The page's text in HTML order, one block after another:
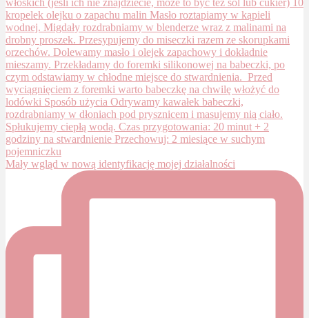
Mały wgląd w nową identyfikację mojej działalności